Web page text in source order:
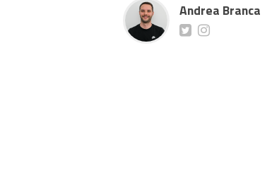
Andrea Branca